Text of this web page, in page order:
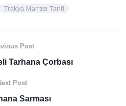
Trakya Mantısı Tarifi
Post
Tarhana Çorbası
Post
Sarması